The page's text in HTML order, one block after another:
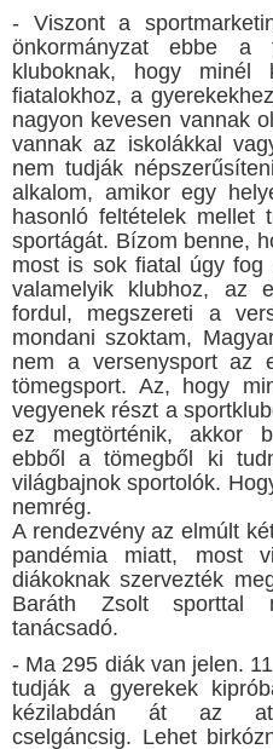
- Viszont a
önkormányzat ebbe
kluboknak, hogy minél
fiatalokhoz, a
nagyon kevesen vannak
vannak az iskolákkal
nem tudják
alkalom, amikor egy
hasonló feltételek mellet
sportágát. Bízom benne,
most is sok fiatal úgy fog
valamelyik klubhoz, az
fordul, megszereti a
mondani szoktam,
nem a versenysport az
tömegsport. Az, hogy
vegyenek részt a
ez megtörténik, akkor
ebből a tömegből ki
világbajnok sportolók.
nemrég.
A rendezvény az elmúlt
pandémia miatt, most
diákoknak szervezték
Baráth Zsolt sporttal
tanácsadó.
- Ma 295 diák van jelen.
tudják a gyerekek
kézilabdán át az
cselgáncsig. Lehet